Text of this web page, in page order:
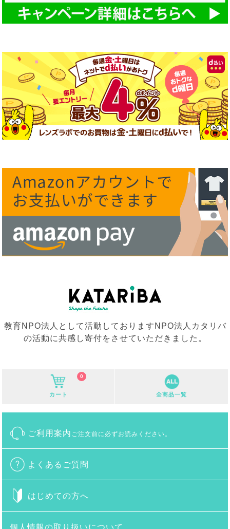
教育NPO法人として活動しておりますNPO法人カタリバ
の活動に共感し寄付をさせていただきました。
カート
0
全商品一覧
ご利用案内 ご注文前に必ずお読みください。
よくあるご質問
はじめての方へ
個人情報の取り扱いについて